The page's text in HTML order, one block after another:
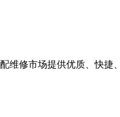
维修市场提供优质、快捷